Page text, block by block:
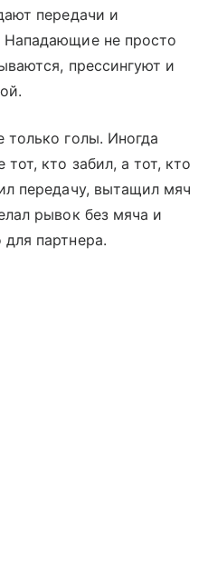
передачи и
не просто
прессингуют и
только голы. Иногда
кто забил, а тот, кто
передачу, вытащил мяч
рывок без мяча и
партнера.